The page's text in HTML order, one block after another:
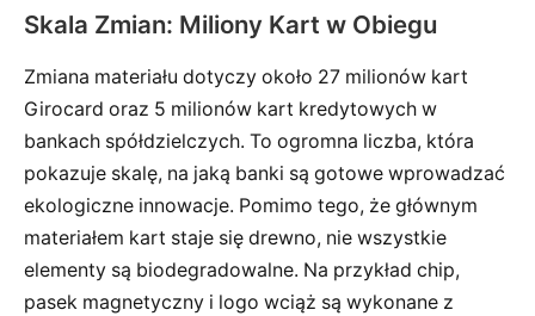
Skala Zmian: Miliony Kart w Obiegu
Zmiana materiału dotyczy około 27 milionów kart
Girocard oraz 5 milionów kart kredytowych w
bankach spółdzielczych. To ogromna liczba, która
pokazuje skalę, na jaką banki są gotowe wprowadzać
ekologiczne innowacje. Pomimo tego, że głównym
materiałem kart staje się drewno, nie wszystkie
elementy są biodegradowalne. Na przykład chip,
pasek magnetyczny i logo wciąż są wykonane z